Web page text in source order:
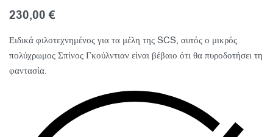
230,00€
Ειδικά φιλοτεχνημένος για τα μέλη της SCS, αυτός ο μικρός
πολύχρωμος Σπίνος Γκούλντιαν είναι βέβαιο ότι θα πυροδοτήσει τη
φαντασία.